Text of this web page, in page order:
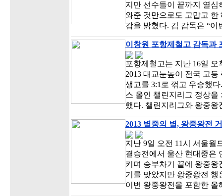
지만 선수들이 끝까지 열
와준 것만으로도 고맙고 한
감을 밝혔다. 김 감독은 “
이창원 포항제철고 감독과
포항제철고는 지난 16일
2013 대교눈높이 전국 고
생고를 3:1로 꺾고 우승했
스 올인 챌린지리그 정상
했다. 챌린지리그와 왕중
2013 별중의 별, 왕중왕전
지난 9일 오전 11시 서울월
결승전에서 울산 현대중은
키며 승부차기 끝에 왕중
기를 맞았지만 왕중왕전
이번 왕중왕전을 포함한